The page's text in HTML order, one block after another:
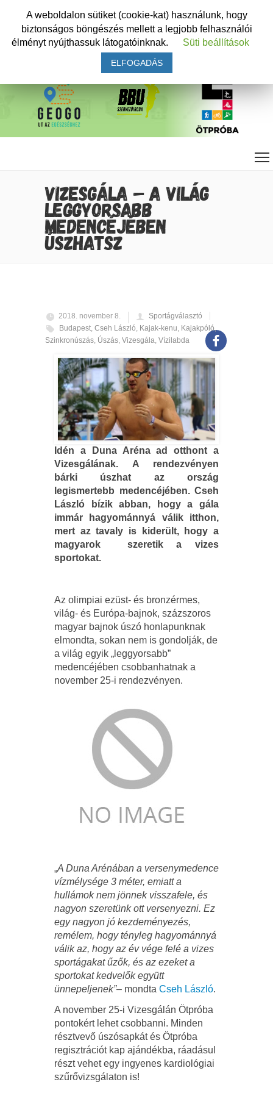
VIZESGÁLA – A VILÁG
LEGGYORSABB
MEDENCÉJÉBEN
ÚSZHATSZ
2018. november 8.
Sportágválasztó
Budapest, Cseh László, Kajak-kenu, Kajakpóló,
Szinkronúszás, Úszás, Vizesgála, Vízilabda
Idén a Duna Aréna ad otthont a
Vizesgálának. A rendezvényen
bárki úszhat az ország
legismertebb medencéjében. Cseh
László bízik abban, hogy a gála
immár hagyománnyá válik itthon,
mert az tavaly is kiderült, hogy a
magyarok szeretik a vizes
sportokat.
Az olimpiai ezüst- és bronzérmes,
világ- és Európa-bajnok, százszoros
magyar bajnok úszó honlapunknak
elmondta, sokan nem is gondolják, de
a világ egyik „leggyorsabb”
medencéjében csobbanhatnak a
november 25-i rendezvényen.
„A Duna Arénában a versenymedence
vízmélysége 3 méter, emiatt a
hullámok nem jönnek visszafele, és
nagyon szeretünk ott versenyezni. Ez
egy nagyon jó kezdeményezés,
remélem, hogy tényleg hagyománnyá
válik az, hogy az év vége felé a vizes
sportágakat űzők, és az ezeket a
sportokat kedvelők együtt
ünnepeljenek”– mondta Cseh László.
A november 25-i Vizesgálán Ötpróba
pontokért lehet csobbanni. Minden
résztvevő úszósapkát és Ötpróba
regisztrációt kap ajándékba, ráadásul
részt vehet egy ingyenes kardiológiai
szűrővizsgálaton is!
A weboldalon sütiket (cookie-kat) használunk, hogy
biztonságos böngészés mellett a legjobb felhasználói
élményt nyújthassuk látogatóinknak.
Süti beállítások
ELFOGADÁS